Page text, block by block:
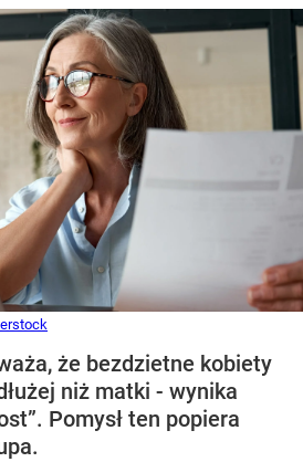
że bezdzietne kobiety
niż matki - wynika
Pomysł ten popiera